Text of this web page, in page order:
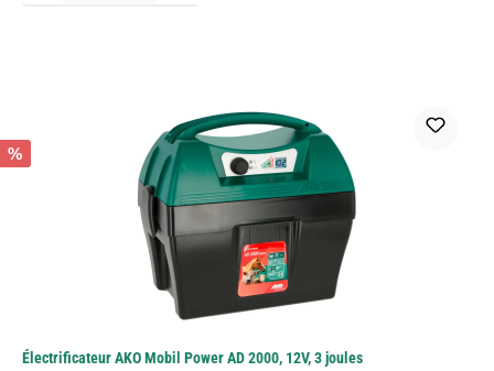
%
Électrificateur AKO Mobil Power AD 2000, 12V, 3 joules